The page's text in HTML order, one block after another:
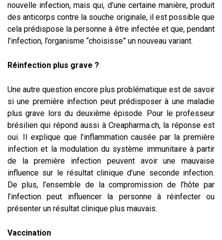
nouvelle infection, mais qui, d’une certaine manière, produit
des anticorps contre la souche originale, il est possible que
cela prédispose la personne à être infectée et que, pendant
l’infection, l’organisme “choisisse” un nouveau variant.
Réinfection plus grave ?
Une autre question encore plus problématique est de savoir
si une première infection peut prédisposer à une maladie
plus grave lors du deuxième épisode. Pour le professeur
brésilien qui répond aussi à Creapharma.ch, la réponse est
oui. Il explique que l’inflammation causée par la première
infection et la modulation du système immunitaire à partir
de la première infection peuvent avoir une mauvaise
influence sur le résultat clinique d’une seconde infection.
De plus, l’ensemble de la compromission de l’hôte par
l’infection peut influencer la personne à réinfecter ou
présenter un résultat clinique plus mauvais.
Vaccination